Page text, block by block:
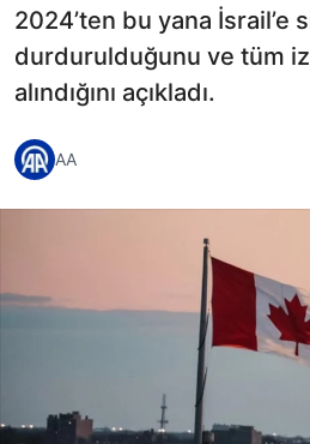
2024’ten bu yana İsrail’e
durdurulduğunu ve tüm
alındığını açıkladı.
AA